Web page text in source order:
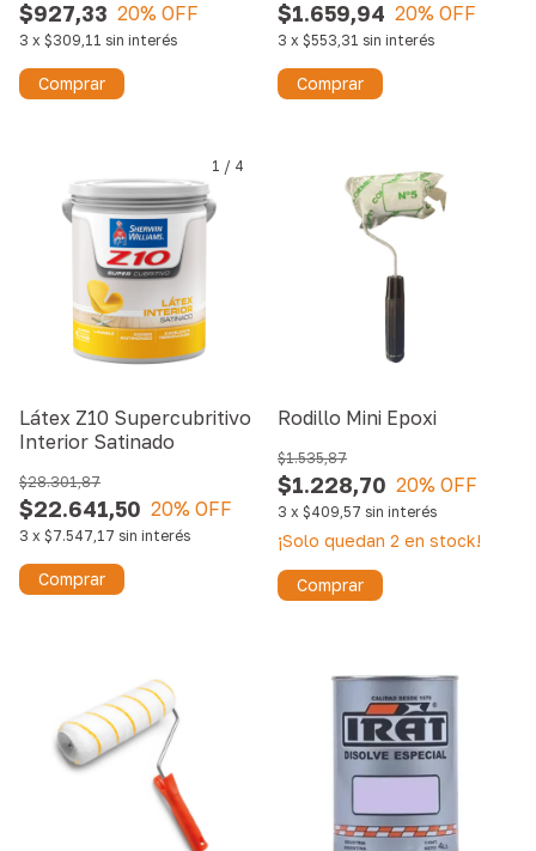
$927,33 20% OFF
3 x $309,11 sin interés
Comprar
$1.659,94 20% OFF
3 x $553,31 sin interés
Comprar
1 / 4
Látex Z10 Supercubritivo
Interior Satinado
$22.641,50
$28.301,87
20% OFF
3 x $7.547,17 sin interés
Comprar
Rodillo Mini Epoxi
$1.228,70
$1.535,87
20% OFF
3 x $409,57 sin interés
¡Solo quedan 2 en stock!
Comprar